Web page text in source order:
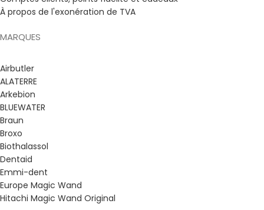
À propos de l'exonération de TVA
MARQUES
Airbutler
ALATERRE
Arkebion
BLUEWATER
Braun
Broxo
Biothalassol
Dentaid
Emmi-dent
Europe Magic Wand
Hitachi Magic Wand Original